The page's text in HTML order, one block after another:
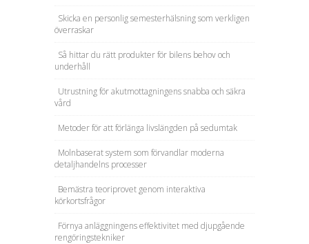
Skicka en personlig semesterhälsning som verkligen
överraskar
Så hittar du rätt produkter för bilens behov och
underhåll
Utrustning för akutmottagningens snabba och säkra
vård
Metoder för att förlänga livslängden på sedumtak
Molnbaserat system som förvandlar moderna
detaljhandelns processer
Bemästra teoriprovet genom interaktiva
körkortsfrågor
Förnya anläggningens effektivitet med djupgående
rengöringstekniker